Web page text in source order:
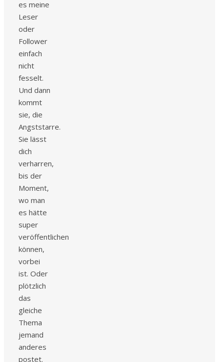
es meine
Leser
oder
Follower
einfach
nicht
fesselt.
Und dann
kommt
sie, die
Angststarre.
Sie lässt
dich
verharren,
bis der
Moment,
wo man
es hätte
super
veröffentlichen
können,
vorbei
ist. Oder
plötzlich
das
gleiche
Thema
jemand
anderes
postet.